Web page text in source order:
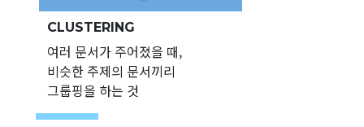
CLUSTERING
여러 문서가 주어졌을 때,
비슷한 주제의 문서끼리
그룹핑을 하는 것